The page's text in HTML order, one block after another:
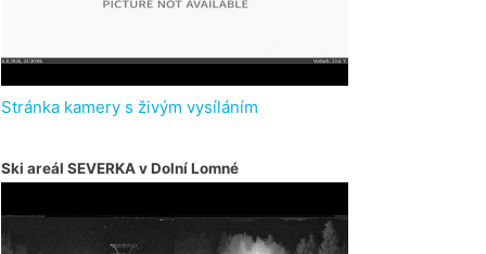
Stránka kamery s živým vysíláním
Ski areál SEVERKA v Dolní Lomné